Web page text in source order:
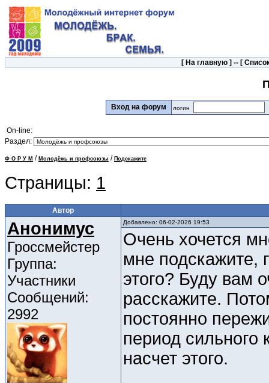
[ На главную] -- [
Вход на форум логин
On-line:
Раздел:
Ф О Р У М / Молодёжь и профсоюзы / Подскажите
Страницы: 1
Автор
Анонимус
Гроссмейстер
Группа:
Участники
Сообщений:
2992
Добавлено: 06-02-2026 19:53
Очень хочется
мне подскажите,
этого? Буду вам
расскажите.
постоянно
период сильного
насчет этого.